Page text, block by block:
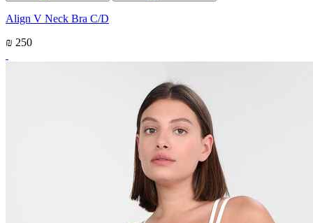
Align V Neck Bra C/D
₪ 250